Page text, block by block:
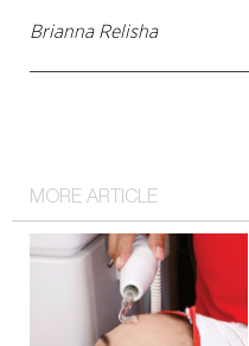
Brianna Relisha
MORE ARTICLE